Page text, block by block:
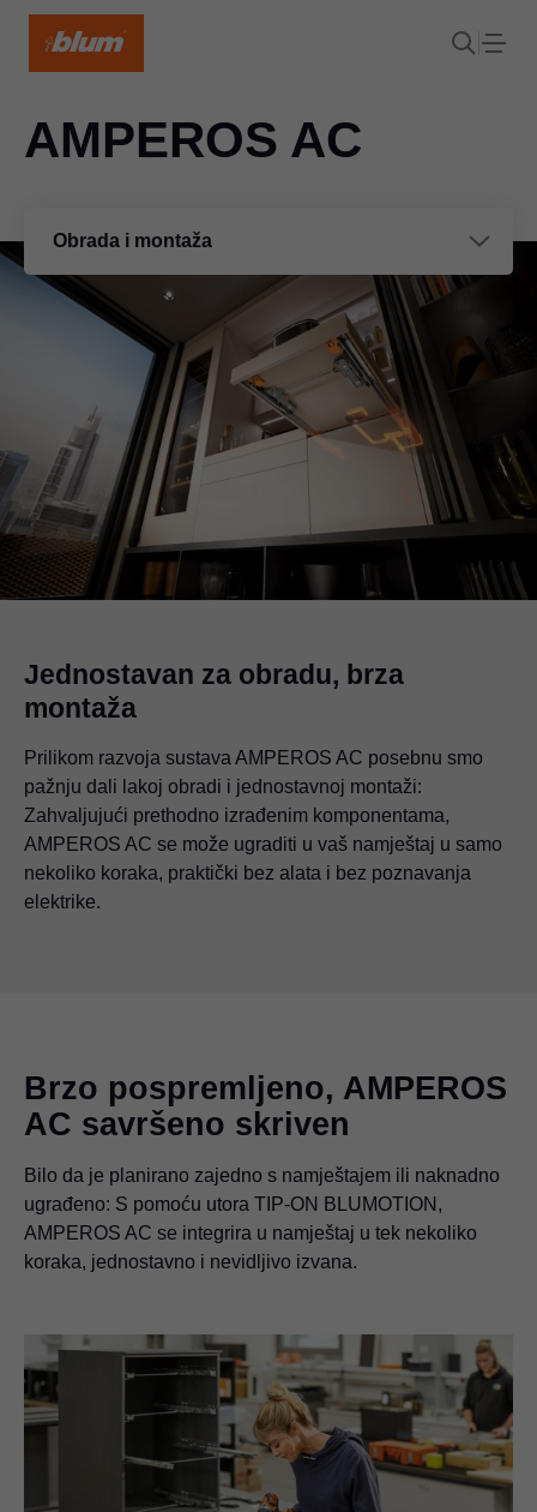
Obrada i montaža
AMPEROS AC
Jednostavan za obradu, brza
montaža
Prilikom razvoja sustava AMPEROS AC posebnu smo
pažnju dali lakoj obradi i jednostavnoj montaži:
Zahvaljujući prethodno izrađenim komponentama,
AMPEROS AC se može ugraditi u vaš namještaj u samo
nekoliko koraka, praktički bez alata i bez poznavanja
elektrike.
Brzo pospremljeno, AMPEROS
AC savršeno skriven
Bilo da je planirano zajedno s namještajem ili naknadno
ugrađeno: S pomoću utora TIP-ON BLUMOTION,
AMPEROS AC se integrira u namještaj u tek nekoliko
koraka, jednostavno i nevidljivo izvana.